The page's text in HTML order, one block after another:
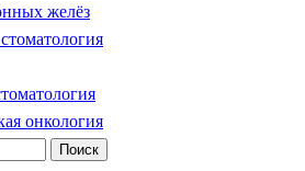
желёз
онкология